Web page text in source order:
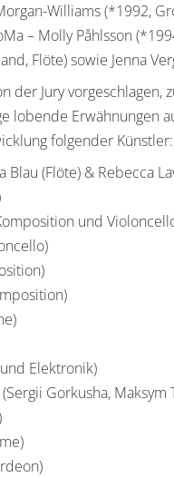
Williams (*1992,
– Molly Påhlsson
Flöte) sowie Jenna
der Jury vorgeschlagen,
lobende Erwähnungen
folgender
Blau (Flöte) & Rebecca
und
Elektronik)
Gorkusha,